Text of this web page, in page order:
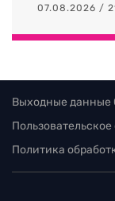
07.08.2026 /
Выходные данные
Политика